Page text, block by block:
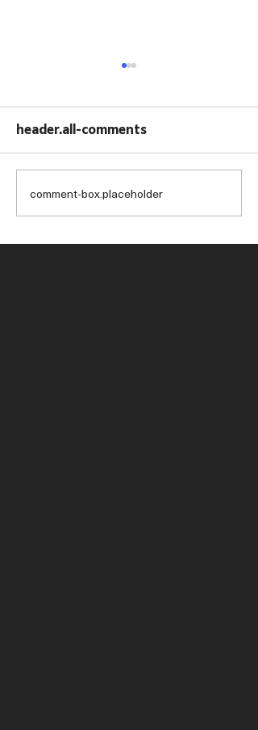
【大師級】馬語大師
header.all-comments
comment-box.placeholder